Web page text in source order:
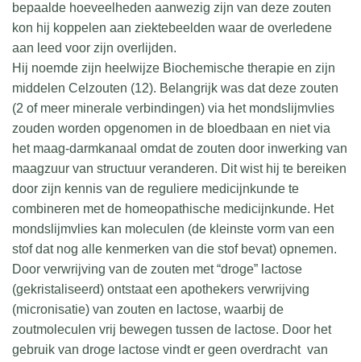
bepaalde hoeveelheden aanwezig zijn van deze zouten
kon hij koppelen aan ziektebeelden waar de overledene
aan leed voor zijn overlijden.
Hij noemde zijn heelwijze Biochemische therapie en zijn
middelen Celzouten (12). Belangrijk was dat deze zouten
(2 of meer minerale verbindingen) via het mondslijmvlies
zouden worden opgenomen in de bloedbaan en niet via
het maag-darmkanaal omdat de zouten door inwerking van
maagzuur van structuur veranderen. Dit wist hij te bereiken
door zijn kennis van de reguliere medicijnkunde te
combineren met de homeopathische medicijnkunde. Het
mondslijmvlies kan moleculen (de kleinste vorm van een
stof dat nog alle kenmerken van die stof bevat) opnemen.
Door verwrijving van de zouten met “droge” lactose
(gekristaliseerd) ontstaat een apothekers verwrijving
(micronisatie) van zouten en lactose, waarbij de
zoutmoleculen vrij bewegen tussen de lactose. Door het
gebruik van droge lactose vindt er geen overdracht van